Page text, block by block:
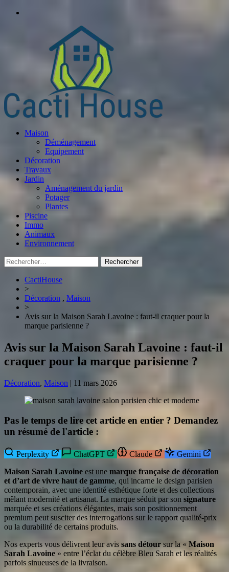
Maison
Déménagement
Equipement
Décoration
Travaux
Jardin
Aménagement du jardin
Potager
Plantes
Piscine
Immo
Animaux
Environnement
Rechercher :
CactiHouse
>
Décoration , Maison
>
Avis sur la Maison Sarah Lavoine : faut-il craquer pour la
marque parisienne ?
Avis sur la Maison Sarah Lavoine : faut-il
craquer pour la marque parisienne ?
Décoration, Maison | 11 mars 2026
Pas le temps de lire cet article en entier ? Demandez
un résumé de l'article :
Perplexity ChatGPT Claude
Gemini
Maison Sarah Lavoine est une marque française de décoration
et d’art de vivre haut de gamme, qui incarne le design parisien
contemporain, avec une identité esthétique forte et des collections
mêlant modernité et artisanat. La marque séduit par son signature
marquée et ses créations élégantes, mais son positionnement
premium peut susciter des interrogations sur le rapport qualité-prix
ou la durabilité de certains produits.
Nos experts vous délivrent leur avis sans détour sur la « Maison
Sarah Lavoine » entre l’éclat du célèbre Bleu Sarah et les réalités
parfois sinueuses de la livraison.